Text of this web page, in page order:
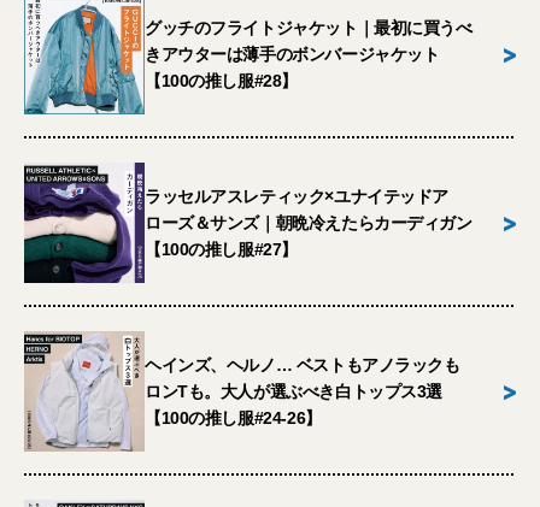
グッチのフライトジャケット｜最初に買うべ
きアウターは薄手のボンバージャケット
【100の推し服#28】
>
ラッセルアスレティック×ユナイテッドア
ローズ＆サンズ｜朝晩冷えたらカーディガン
【100の推し服#27】
>
ヘインズ、ヘルノ… ベストもアノラックも
ロンTも。大人が選ぶべき白トップス3選
【100の推し服#24-26】
>